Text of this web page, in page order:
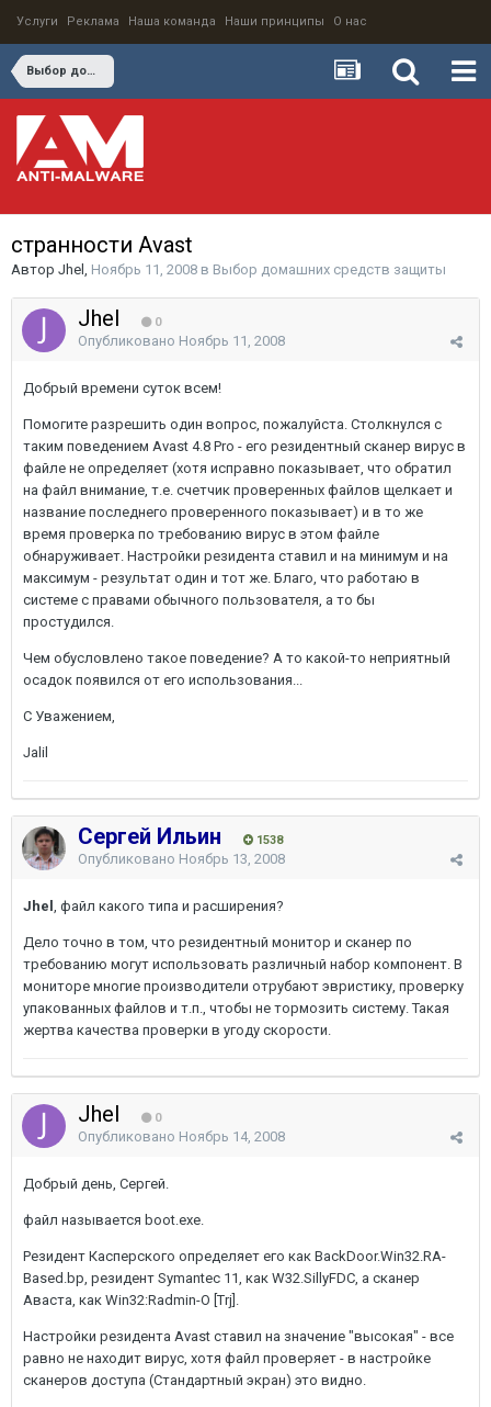
Услуги Реклама Наша команда Наши принципы О нас
Выбор домашних средств защиты
странности Avast
Автор Jhel , Ноябрь 11, 2008 в Выбор домашних средств защиты
Jhel 0
Опубликовано Ноябрь 11, 2008
Добрый времени суток всем!
Помогите разрешить один вопрос, пожалуйста. Столкнулся с
таким поведением Avast 4.8 Pro - его резидентный сканер вирус в
файле не определяет (хотя исправно показывает, что обратил
на файл внимание, т.е. счетчик проверенных файлов щелкает и
название последнего проверенного показывает) и в то же
время проверка по требованию вирус в этом файле
обнаруживает. Настройки резидента ставил и на минимум и на
максимум - результат один и тот же. Благо, что работаю в
системе с правами обычного пользователя, а то бы
простудился.
Чем обусловлено такое поведение? А то какой-то неприятный
осадок появился от его использования...
С Уважением,
Jalil
Сергей Ильин 1538
Опубликовано Ноябрь 13, 2008
Jhel , файл какого типа и расширения?
Дело точно в том, что резидентный монитор и сканер по
требованию могут использовать различный набор компонент. В
мониторе многие производители отрубают эвристику, проверку
упакованных файлов и т.п., чтобы не тормозить систему. Такая
жертва качества проверки в угоду скорости.
Jhel 0
Опубликовано Ноябрь 14, 2008
Добрый день, Сергей.
файл называется boot.exe.
Резидент Касперского определяет его как BackDoor.Win32.RA-
Based.bp, резидент Symantec 11, как W32.SillyFDC, а сканер
Аваста, как Win32:Radmin-O [Trj].
Настройки резидента Avast ставил на значение "высокая" - все
равно не находит вирус, хотя файл проверяет - в настройке
сканеров доступа (Стандартный экран) это видно.